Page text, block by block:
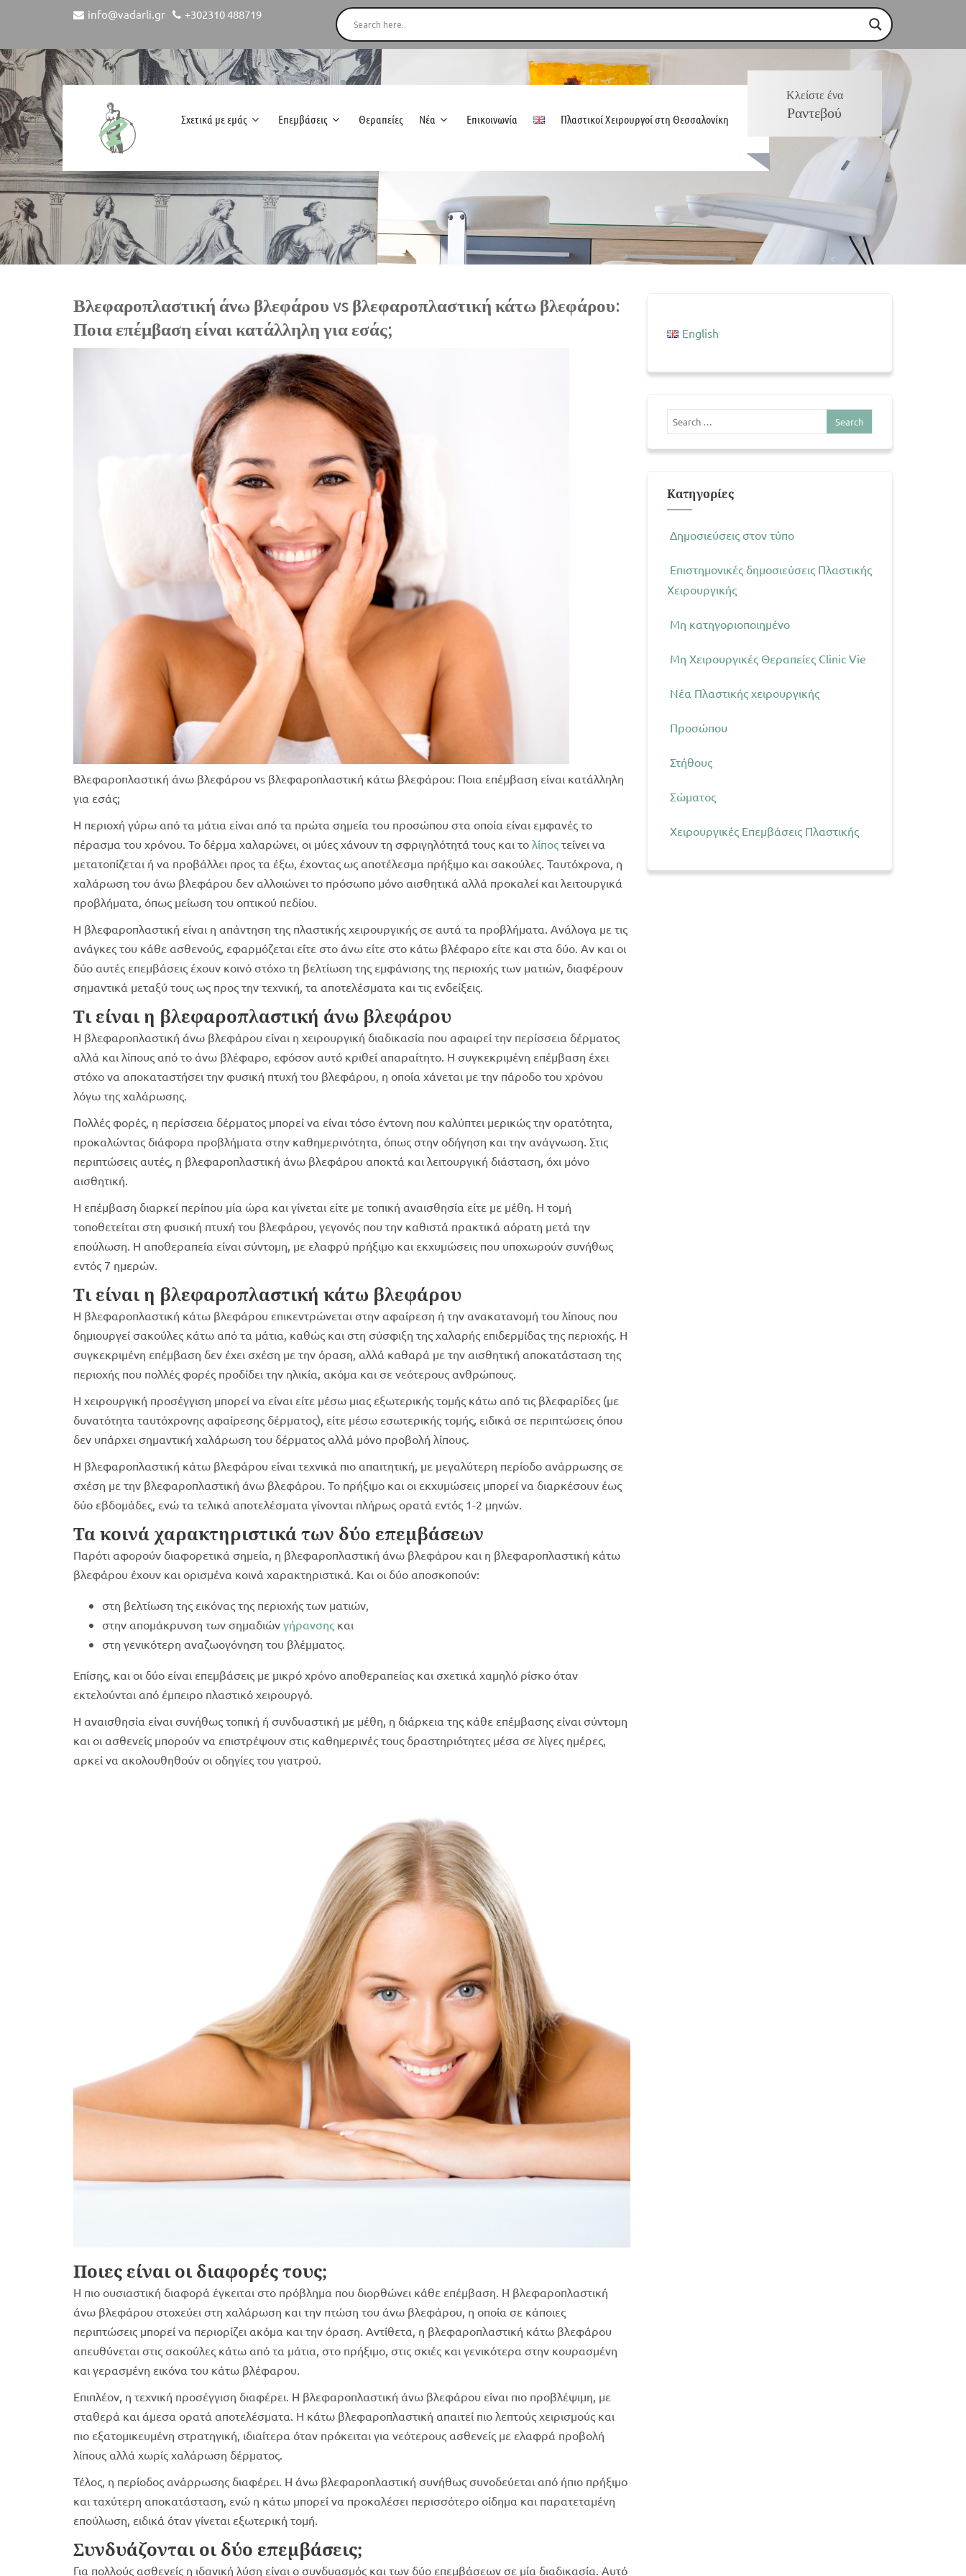
info@vadarli.gr +302310 488719
Σχετικά με εμάς Επεμβάσεις Θεραπείες Νέα Επικοινωνία Πλαστικοί Χειρουργοί στη Θεσσαλονίκη
Κλείστε ένα
Ραντεβού
Βλεφαροπλαστική άνω βλεφάρου vs βλεφαροπλαστική κάτω βλεφάρου:
Ποια επέμβαση είναι κατάλληλη για εσάς;
Βλεφαροπλαστική άνω βλεφάρου vs βλεφαροπλαστική κάτω βλεφάρου: Ποια επέμβαση είναι κατάλληλη
για εσάς;
Η περιοχή γύρω από τα μάτια είναι από τα πρώτα σημεία του προσώπου στα οποία είναι εμφανές το
πέρασμα του χρόνου. Το δέρμα χαλαρώνει, οι μύες χάνουν τη σφριγηλότητά τους και το λίπος τείνει να
μετατοπίζεται ή να προβάλλει προς τα έξω, έχοντας ως αποτέλεσμα πρήξιμο και σακούλες. Ταυτόχρονα, η
χαλάρωση του άνω βλεφάρου δεν αλλοιώνει το πρόσωπο μόνο αισθητικά αλλά προκαλεί και λειτουργικά
προβλήματα, όπως μείωση του οπτικού πεδίου.
Η βλεφαροπλαστική είναι η απάντηση της πλαστικής χειρουργικής σε αυτά τα προβλήματα. Ανάλογα με τις
ανάγκες του κάθε ασθενούς, εφαρμόζεται είτε στο άνω είτε στο κάτω βλέφαρο είτε και στα δύο. Αν και οι
δύο αυτές επεμβάσεις έχουν κοινό στόχο τη βελτίωση της εμφάνισης της περιοχής των ματιών, διαφέρουν
σημαντικά μεταξύ τους ως προς την τεχνική, τα αποτελέσματα και τις ενδείξεις.
Τι είναι η βλεφαροπλαστική άνω βλεφάρου
Η βλεφαροπλαστική άνω βλεφάρου είναι η χειρουργική διαδικασία που αφαιρεί την περίσσεια δέρματος
αλλά και λίπους από το άνω βλέφαρο, εφόσον αυτό κριθεί απαραίτητο. Η συγκεκριμένη επέμβαση έχει
στόχο να αποκαταστήσει την φυσική πτυχή του βλεφάρου, η οποία χάνεται με την πάροδο του χρόνου
λόγω της χαλάρωσης.
Πολλές φορές, η περίσσεια δέρματος μπορεί να είναι τόσο έντονη που καλύπτει μερικώς την ορατότητα,
προκαλώντας διάφορα προβλήματα στην καθημερινότητα, όπως στην οδήγηση και την ανάγνωση. Στις
περιπτώσεις αυτές, η βλεφαροπλαστική άνω βλεφάρου αποκτά και λειτουργική διάσταση, όχι μόνο
αισθητική.
Η επέμβαση διαρκεί περίπου μία ώρα και γίνεται είτε με τοπική αναισθησία είτε με μέθη. Η τομή
τοποθετείται στη φυσική πτυχή του βλεφάρου, γεγονός που την καθιστά πρακτικά αόρατη μετά την
επούλωση. Η αποθεραπεία είναι σύντομη, με ελαφρύ πρήξιμο και εκχυμώσεις που υποχωρούν συνήθως
εντός 7 ημερών.
Τι είναι η βλεφαροπλαστική κάτω βλεφάρου
Η βλεφαροπλαστική κάτω βλεφάρου επικεντρώνεται στην αφαίρεση ή την ανακατανομή του λίπους που
δημιουργεί σακούλες κάτω από τα μάτια, καθώς και στη σύσφιξη της χαλαρής επιδερμίδας της περιοχής. Η
συγκεκριμένη επέμβαση δεν έχει σχέση με την όραση, αλλά καθαρά με την αισθητική αποκατάσταση της
περιοχής που πολλές φορές προδίδει την ηλικία, ακόμα και σε νεότερους ανθρώπους.
Η χειρουργική προσέγγιση μπορεί να είναι είτε μέσω μιας εξωτερικής τομής κάτω από τις βλεφαρίδες (με
δυνατότητα ταυτόχρονης αφαίρεσης δέρματος), είτε μέσω εσωτερικής τομής, ειδικά σε περιπτώσεις όπου
δεν υπάρχει σημαντική χαλάρωση του δέρματος αλλά μόνο προβολή λίπους.
Η βλεφαροπλαστική κάτω βλεφάρου είναι τεχνικά πιο απαιτητική, με μεγαλύτερη περίοδο ανάρρωσης σε
σχέση με την βλεφαροπλαστική άνω βλεφάρου. Το πρήξιμο και οι εκχυμώσεις μπορεί να διαρκέσουν έως
δύο εβδομάδες, ενώ τα τελικά αποτελέσματα γίνονται πλήρως ορατά εντός 1-2 μηνών.
Τα κοινά χαρακτηριστικά των δύο επεμβάσεων
Παρότι αφορούν διαφορετικά σημεία, η βλεφαροπλαστική άνω βλεφάρου και η βλεφαροπλαστική κάτω
βλεφάρου έχουν και ορισμένα κοινά χαρακτηριστικά. Και οι δύο αποσκοπούν:
στη βελτίωση της εικόνας της περιοχής των ματιών,
στην απομάκρυνση των σημαδιών γήρανσης και
στη γενικότερη αναζωογόνηση του βλέμματος.
Επίσης, και οι δύο είναι επεμβάσεις με μικρό χρόνο αποθεραπείας και σχετικά χαμηλό ρίσκο όταν
εκτελούνται από έμπειρο πλαστικό χειρουργό.
Η αναισθησία είναι συνήθως τοπική ή συνδυαστική με μέθη, η διάρκεια της κάθε επέμβασης είναι σύντομη
και οι ασθενείς μπορούν να επιστρέψουν στις καθημερινές τους δραστηριότητες μέσα σε λίγες ημέρες,
αρκεί να ακολουθηθούν οι οδηγίες του γιατρού.
Ποιες είναι οι διαφορές τους;
Η πιο ουσιαστική διαφορά έγκειται στο πρόβλημα που διορθώνει κάθε επέμβαση. Η βλεφαροπλαστική
άνω βλεφάρου στοχεύει στη χαλάρωση και την πτώση του άνω βλεφάρου, η οποία σε κάποιες
περιπτώσεις μπορεί να περιορίζει ακόμα και την όραση. Αντίθετα, η βλεφαροπλαστική κάτω βλεφάρου
απευθύνεται στις σακούλες κάτω από τα μάτια, στο πρήξιμο, στις σκιές και γενικότερα στην κουρασμένη
και γερασμένη εικόνα του κάτω βλέφαρου.
Επιπλέον, η τεχνική προσέγγιση διαφέρει. Η βλεφαροπλαστική άνω βλεφάρου είναι πιο προβλέψιμη, με
σταθερά και άμεσα ορατά αποτελέσματα. Η κάτω βλεφαροπλαστική απαιτεί πιο λεπτούς χειρισμούς και
πιο εξατομικευμένη στρατηγική, ιδιαίτερα όταν πρόκειται για νεότερους ασθενείς με ελαφρά προβολή
λίπους αλλά χωρίς χαλάρωση δέρματος.
Τέλος, η περίοδος ανάρρωσης διαφέρει. Η άνω βλεφαροπλαστική συνήθως συνοδεύεται από ήπιο πρήξιμο
και ταχύτερη αποκατάσταση, ενώ η κάτω μπορεί να προκαλέσει περισσότερο οίδημα και παρατεταμένη
επούλωση, ειδικά όταν γίνεται εξωτερική τομή.
Συνδυάζονται οι δύο επεμβάσεις;
Για πολλούς ασθενείς η ιδανική λύση είναι ο συνδυασμός και των δύο επεμβάσεων σε μία διαδικασία. Αυτό
English
Kατηγορίες
Δημοσιεύσεις στον τύπο
Επιστημονικές δημοσιεύσεις Πλαστικής
Χειρουργικής
Μη κατηγοριοποιημένο
Μη Χειρουργικές Θεραπείες Clinic Vie
Νέα Πλαστικής χειρουργικής
Προσώπου
Στήθους
Σώματος
Χειρουργικές Επεμβάσεις Πλαστικής